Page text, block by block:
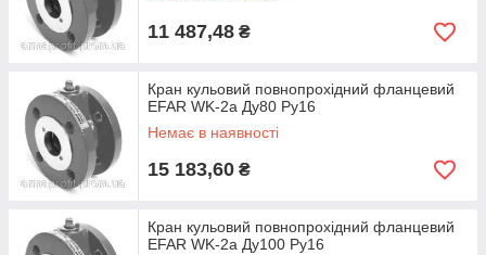
11 487,48 ₴
Кран кульовий повнопрохідний фланцевий
EFAR WK-2a Ду80 Ру16
Немає в наявності
15 183,60 ₴
Кран кульовий повнопрохідний фланцевий
EFAR WK-2a Ду100 Ру16